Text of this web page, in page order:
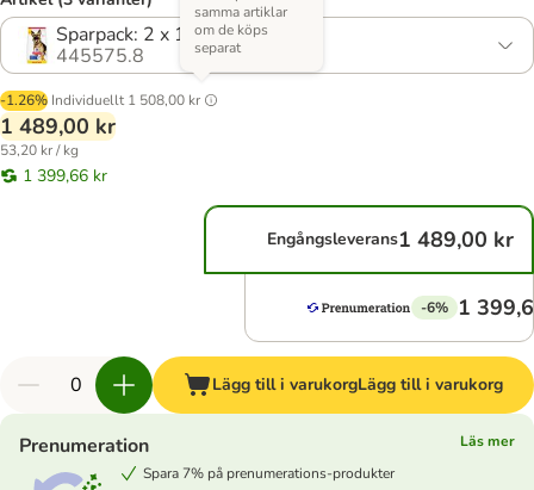
Sparpack: 2 x 14 kg
445575.8
-1.26% Individuellt 1 508,00 kr
samma artiklar
om de köps
separat
1 489,00 kr
53,20 kr / kg
1 399,66 kr
Engångsleverans1 489,00 kr
-6% 1
Lägg till i varukorgLägg till i varukorg
Prenumeration
Läs mer
Spara 7% på prenumerations-produkter